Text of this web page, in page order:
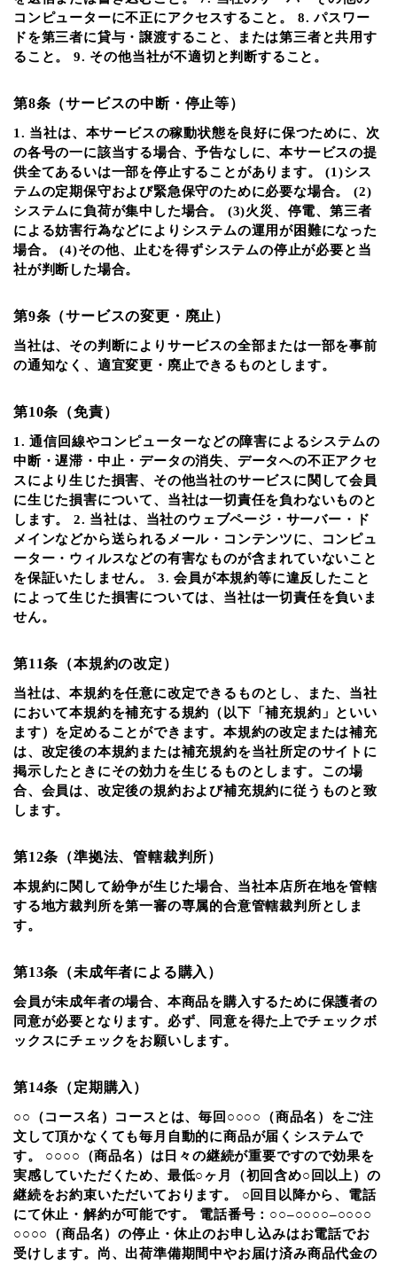
コンピューターに不正にアクセスすること。 8. パスワー
ドを第三者に貸与・譲渡すること、または第三者と共用す
ること。 9. その他当社が不適切と判断すること。
第8条（サービスの中断・停止等）
1. 当社は、本サービスの稼動状態を良好に保つために、次
の各号の一に該当する場合、予告なしに、本サービスの提
供全てあるいは一部を停止することがあります。 (1)シス
テムの定期保守および緊急保守のために必要な場合。 (2)
システムに負荷が集中した場合。 (3)火災、停電、第三者
による妨害行為などによりシステムの運用が困難になった
場合。 (4)その他、止むを得ずシステムの停止が必要と当
社が判断した場合。
第9条（サービスの変更・廃止）
当社は、その判断によりサービスの全部または一部を事前
の通知なく、適宜変更・廃止できるものとします。
第10条（免責）
1. 通信回線やコンピューターなどの障害によるシステムの
中断・遅滞・中止・データの消失、データへの不正アクセ
スにより生じた損害、その他当社のサービスに関して会員
に生じた損害について、当社は一切責任を負わないものと
します。 2. 当社は、当社のウェブページ・サーバー・ド
メインなどから送られるメール・コンテンツに、コンピュ
ーター・ウィルスなどの有害なものが含まれていないこと
を保証いたしません。 3. 会員が本規約等に違反したこと
によって生じた損害については、当社は一切責任を負いま
せん。
第11条（本規約の改定）
当社は、本規約を任意に改定できるものとし、また、当社
において本規約を補充する規約（以下「補充規約」といい
ます）を定めることができます。本規約の改定または補充
は、改定後の本規約または補充規約を当社所定のサイトに
掲示したときにその効力を生じるものとします。この場
合、会員は、改定後の規約および補充規約に従うものと致
します。
第12条（準拠法、管轄裁判所）
本規約に関して紛争が生じた場合、当社本店所在地を管轄
する地方裁判所を第一審の専属的合意管轄裁判所としま
す。
第13条（未成年者による購入）
会員が未成年者の場合、本商品を購入するために保護者の
同意が必要となります。必ず、同意を得た上でチェックボ
ックスにチェックをお願いします。
第14条（定期購入）
○○（コース名）コースとは、毎回○○○○（商品名）をご注
文して頂かなくても毎月自動的に商品が届くシステムで
す。 ○○○○（商品名）は日々の継続が重要ですので効果を
実感していただくため、最低○ヶ月（初回含め○回以上）の
継続をお約束いただいております。 ○回目以降から、電話
にて休止・解約が可能です。 電話番号：○○–○○○○–○○○○
○○○○（商品名）の停止・休止のお申し込みはお電話でお
受けします。尚、出荷準備期間中やお届け済み商品代金の